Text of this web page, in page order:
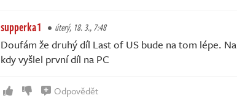
supperka1 úterý, 18. 3., 7:48
Doufám že druhý díl Last of US bude na tom lépe.
kdy vyšlel první díl na PC
Odpovědět